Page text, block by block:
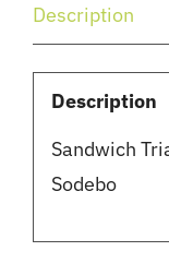
Description
Description
Sandwich
Sodebo